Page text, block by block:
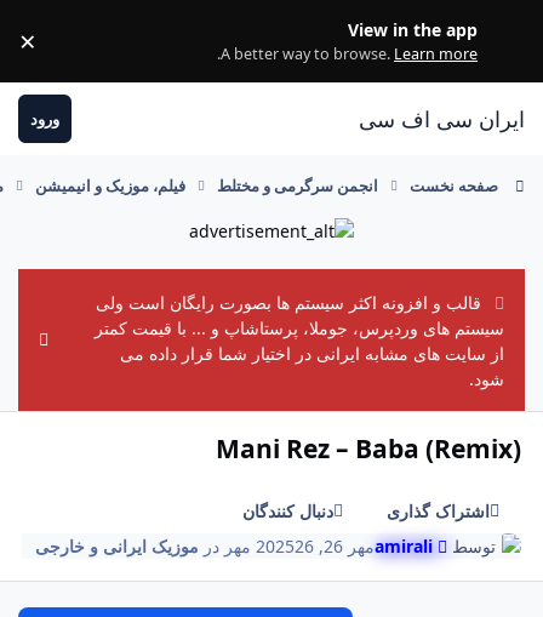
View in the app
A better way to browse. Learn more
.
×
ایران سی اف سی ورود
صفحه نخست انجمن سرگرمی و مختلط فیلم، موزیک و انیمیشن
قالب و افزونه اکثر سیستم ها بصورت رایگان است ولی
سیستم های وردپرس، جوملا، پرستاشاپ و ... با قیمت کمتر
از سایت های مشابه ایرانی در اختیار شما قرار داده می
شود.
Mani Rez – Baba (Remix)
اشتراک گذاری
دنبال کنندگان
توسط
amirali مهر 26, 2025 26 مهر در موزیک ایرانی و خارجی